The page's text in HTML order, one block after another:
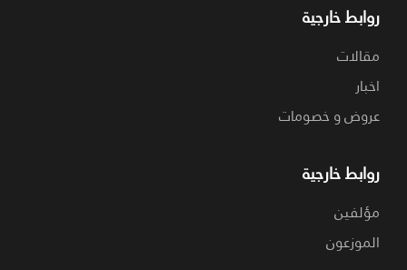
روابط خارجية
مقالات
اخبار
عروض و خصومات
روابط خارجية
مؤلفين
الموزعون